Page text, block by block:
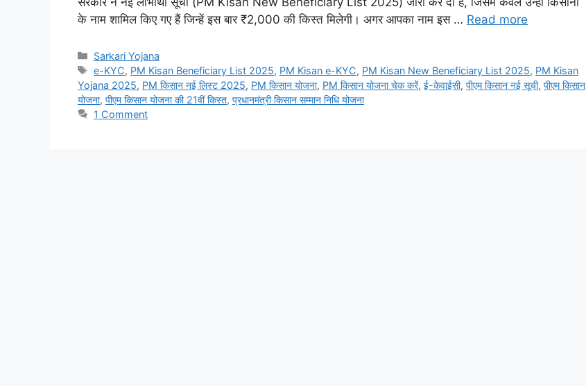
के नाम शामिल किए गए हैं जिन्हें इस बार ₹2,000 की किस्त मिलेगी। अगर आपका नाम इस … Read more
Categories
Sarkari Yojana
Tags
e-KYC, PM Kisan Beneficiary List 2025, PM Kisan e-KYC, PM Kisan New Beneficiary List 2025, PM Kisan
Yojana 2025, PM किसान नई लिस्ट 2025, PM किसान योजना, PM किसान योजना चेक करें, ई-केवाईसी, पीएम किसान नई सूची, पीएम किसान
योजना, पीएम किसान योजना की 21वीं किस्त, प्रधानमंत्री किसान सम्मान निधि योजना
1 Comment